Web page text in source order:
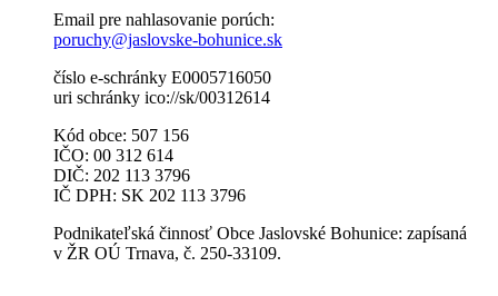
Email pre nahlasovanie porúch:
poruchy@jaslovske-bohunice.sk
číslo e-schránky E0005716050
uri schránky ico://sk/00312614
Kód obce: 507 156
IČO: 00 312 614
DIČ: 202 113 3796
IČ DPH: SK 202 113 3796
Podnikateľská činnosť Obce Jaslovské Bohunice: zapísaná
v ŽR OÚ Trnava, č. 250-33109.